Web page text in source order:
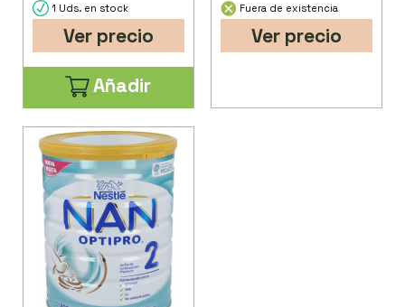
1 Uds. en stock
Ver precio
Añadir
Fuera de existencia
Ver precio